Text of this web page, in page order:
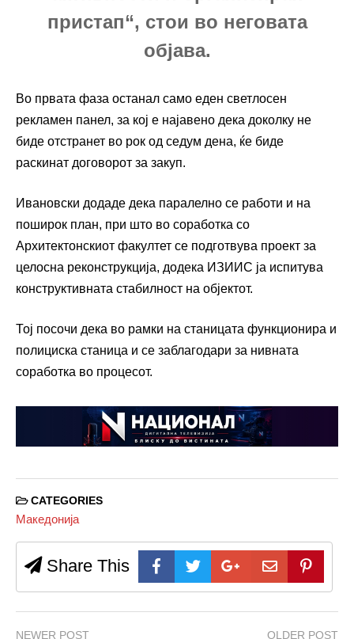
пристап“, стои во неговата
објава.
Во првата фаза останал само еден светлосен
рекламeн панел, за кој е најавено дека доколку не
биде отстранет во рок од седум дена, ќе биде
раскинат договорот за закуп.
Ивановски додаде дека паралелно се работи и на
поширок план, при што во соработка со
Архитектонскиот факултет се подготвува проект за
целосна реконструкција, додека ИЗИИС ја испитува
конструктивната стабилност на објектот.
Тој посочи дека во рамки на станицата функционира и
полициска станица и се заблагодари за нивната
соработка во процесот.
CATEGORIES
Македонија
Share This
NEWER POST OLDER POST